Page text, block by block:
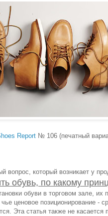
Report № 106 (печатный
вопрос, который возникает у
обувь, по какому
обуви в торговом зале, их
ценовое позиционирование -
Эта статья также не касается